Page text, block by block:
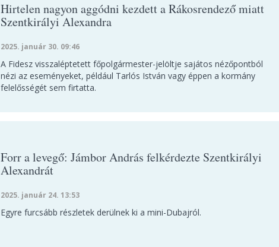
Hirtelen nagyon aggódni kezdett a Rákosrendező miatt
Szentkirályi Alexandra
2025. január 30. 09:46
A Fidesz visszaléptetett főpolgármester-jelöltje sajátos nézőpontból
nézi az eseményeket, például Tarlós István vagy éppen a kormány
felelősségét sem firtatta.
Forr a levegő: Jámbor András felkérdezte Szentkirályi
Alexandrát
2025. január 24. 13:53
Egyre furcsább részletek derülnek ki a mini-Dubajról.